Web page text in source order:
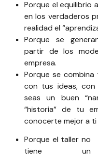
Porque el equilibrio
en los verdaderos
realidad el
Porque se
partir de los
empresa.
Porque se
con tus ideas, con
seas un buen
“historia” de tu
conocerte mejor a ti
Porque el taller no
tiene un